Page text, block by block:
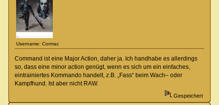
Username: Cormac
Command ist eine Major Action, daher ja. Ich handhabe es allerdings
so, dass eine minor action genügt, wenn es sich um ein einfaches,
eintrainiertes Kommando handelt, z.B. „Fass“ beim Wach– oder
Kampfhund. Ist aber nicht RAW.
Gespeichert